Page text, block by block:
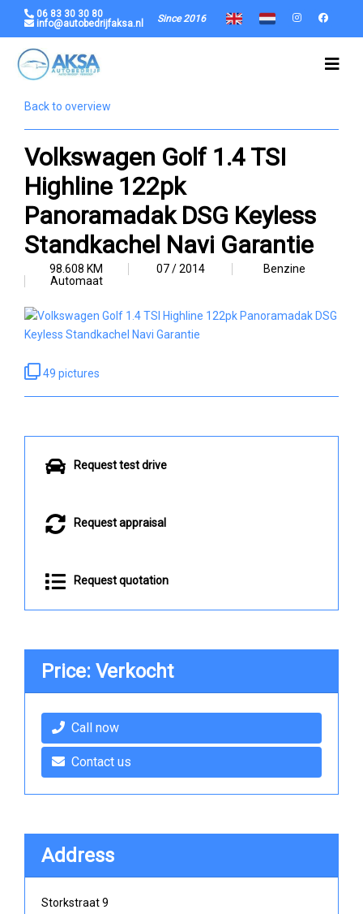
06 83 30 30 80
info@autobedrijfaksa.nl
Since 2016
Back to overview
Volkswagen Golf 1.4 TSI
Highline 122pk
Panoramadak DSG Keyless
Standkachel Navi Garantie
98.608 KM 07 / 2014
Benzine
Automaat
49 pictures
Request test drive
Request appraisal
Request quotation
Price: Verkocht
Call now
Contact us
Address
Storkstraat 9